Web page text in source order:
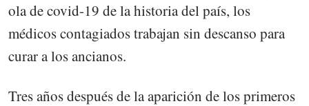
ola de covid-19 de la historia del país, los
médicos contagiados trabajan sin descanso para
curar a los ancianos.
Tres años después de la aparición de los primeros